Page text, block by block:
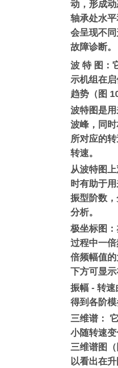
动，形成
轴承处水
会呈现不
故障诊断。
波 特 图：
示机组在
趋势（图
波特图是
波峰，同
所对应的
转速。
从波特图
时有助于
振型阶数
分析。
极坐标图
过程中一
倍频幅值
下方可显
振幅 - 转
得到各阶
三维谱：
小随转速
三维谱图
以看出在